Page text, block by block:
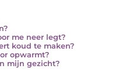
me neer legt?
koud te maken?
opwarmt?
mijn gezicht?